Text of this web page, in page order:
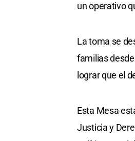
un operativo
La toma se
familias
lograr que el
Esta Mesa
Justicia y